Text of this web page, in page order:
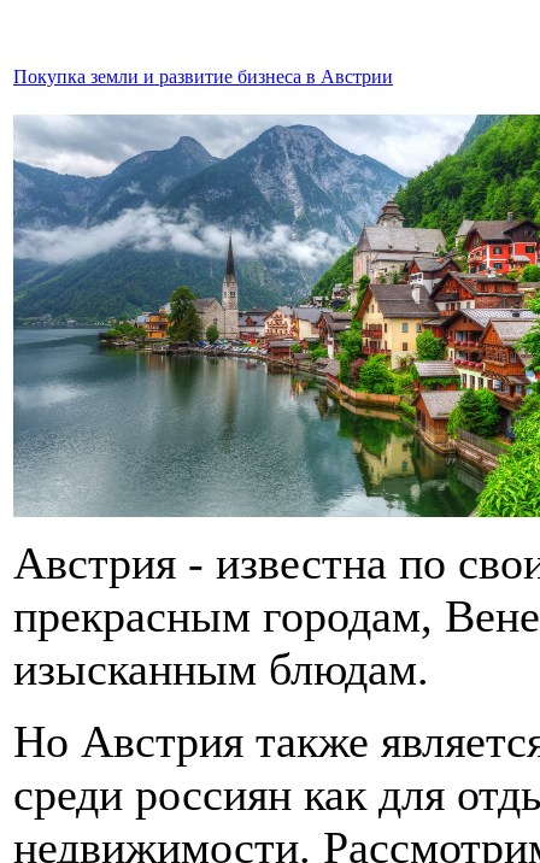
Покупка земли и развитие бизнеса в Австрии
Австрия - известна по
прекрасным городам,
изысканным блюдам.
Но Австрия также
среди россиян как для
недвижимости.